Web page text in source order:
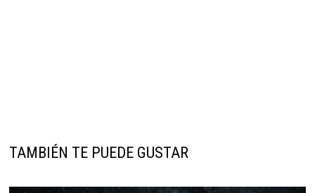
TAMBIÉN TE PUEDE GUSTAR